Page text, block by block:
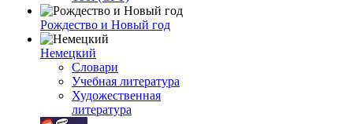
Рождество и Новый год
Немецкий
Словари
Учебная литература
Художественная
литература